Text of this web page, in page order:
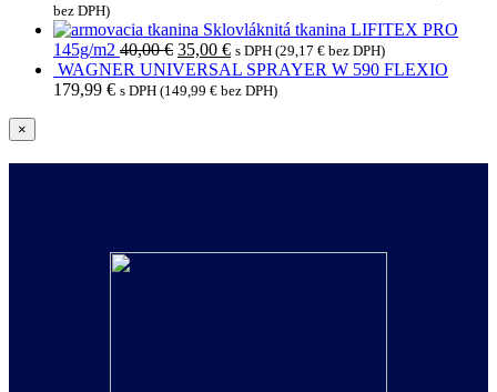
bez DPH)
Sklovláknitá tkanina LIFITEX PRO
145g/m2 40,00€ 35,00 € s DPH (29,17 € bez DPH)
WAGNER UNIVERSAL SPRAYER W 590 FLEXIO
179,99 € s DPH (149,99 € bez DPH)
Zatvoriť
rýchle
zobrazenie
×